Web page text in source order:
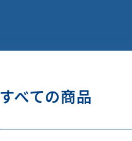
すべての商品